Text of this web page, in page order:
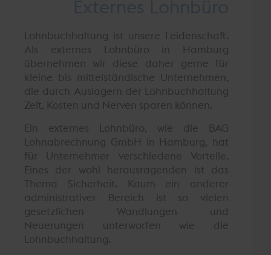
Lohnbuchhaltung ist unsere Leidenschaft.
Als externes Lohnbüro in Hamburg
übernehmen wir diese daher gerne für
kleine bis mittelständische Unternehmen,
die durch Auslagern der Lohnbuchhaltung
Zeit, Kosten und Nerven sparen können.
Ein externes Lohnbüro, wie die BAG
Lohnabrechnung GmbH in Hamburg, hat
für Unternehmer verschiedene Vorteile.
Eines der wohl herausragenden ist das
Thema Sicherheit. Kaum ein anderer
administrativer Bereich ist so vielen
gesetzlichen Wandlungen und
Neuerungen unterworfen wie die
Lohnbuchhaltung.